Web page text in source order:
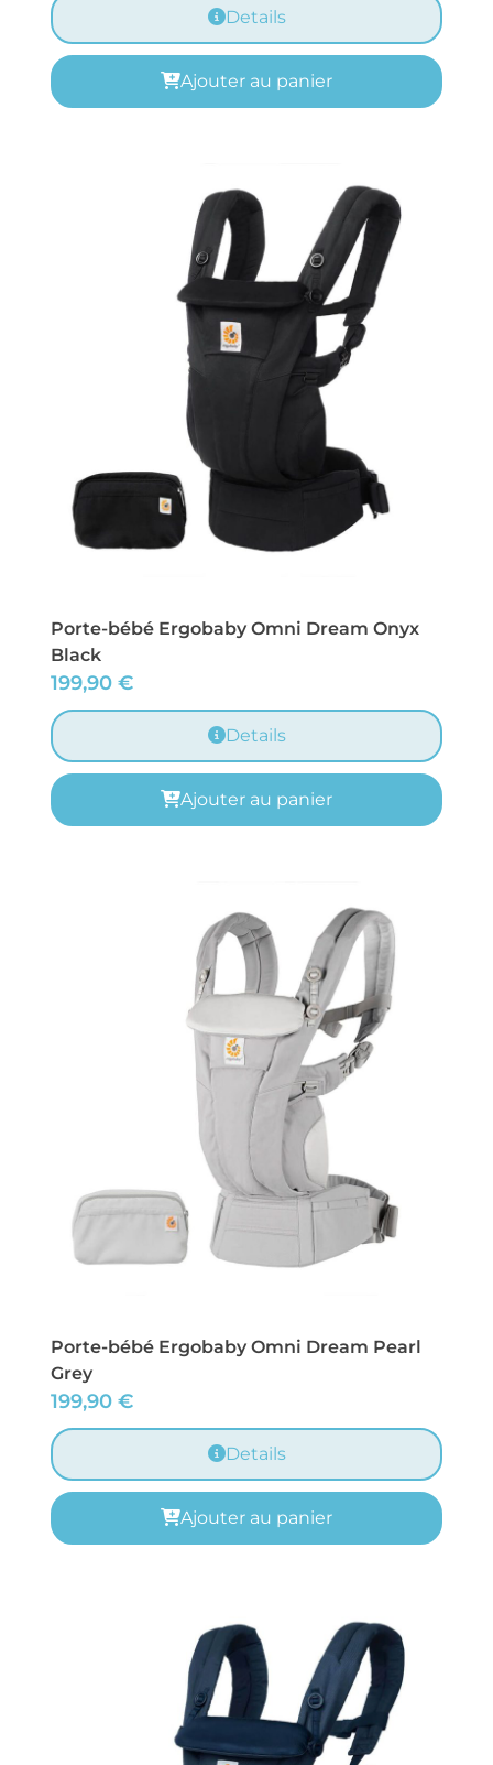
Details
Ajouter au panier
Porte-bébé Ergobaby Omni Dream Onyx
Black
199,90 €
Details
Ajouter au panier
Porte-bébé Ergobaby Omni Dream Pearl
Grey
199,90 €
Details
Ajouter au panier